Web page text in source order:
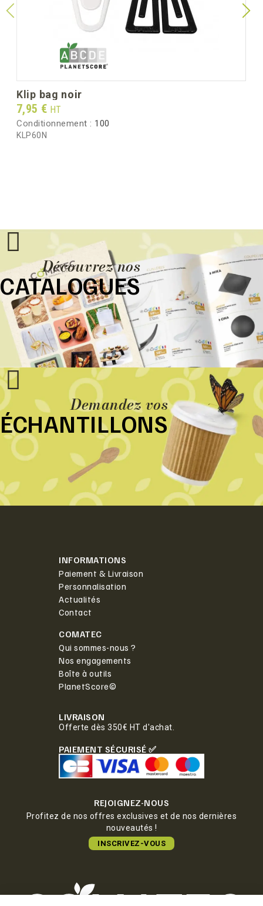
klip bag noir
Prix
7,95 € HT
Conditionnement : 100
KLP60N
Découvrez nos
CATALOGUES
Demandez vos
ÉCHANTILLONS
INFORMATIONS
Paiement & Livraison
Personnalisation
Actualités
Contact
COMATEC
Qui sommes-nous ?
Nos engagements
Boîte à outils
PlanetScore©
LIVRAISON
Offerte dès 350€ HT d'achat.
PAIEMENT SÉCURISÉ ✅
REJOIGNEZ-NOUS
Profitez de nos offres exclusives et de nos dernières
nouveautés !
INSCRIVEZ-VOUS